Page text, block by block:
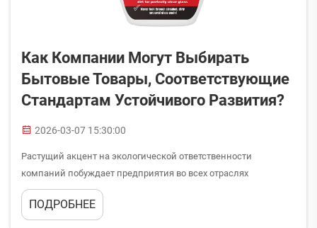
Как Компании Могут Выбирать
Бытовые Товары, Соответствующие
Стандартам Устойчивого Развития?
2026-03-07 15:30:00
Растущий акцент на экологической ответственности
компаний побуждает предприятия во всех отраслях
тщательно анализировать свои закупочные решения,
особенно в отношении повседневных операционных
ПОДРОБНЕЕ